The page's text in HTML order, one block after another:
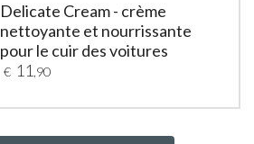
Delicate Cream - crème
nettoyante et nourrissante
pour le cuir des voitures
€ 11 ,90